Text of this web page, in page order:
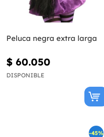
Peluca negra extra larga
$ 60.050
DISPONIBLE
-45%